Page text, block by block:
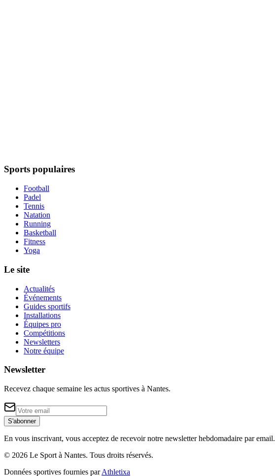
Sports populaires
Football
Padel
Tennis
Natation
Running
Basketball
Fitness
Yoga
Le site
Actualités
Événements
Guides sportifs
Installations
Équipes pro
Compétitions
Newsletters
Notre équipe
Newsletter
Recevez chaque semaine les actus sportives à Nantes.
S'abonner
En vous inscrivant, vous acceptez de recevoir notre newsletter hebdomadaire par email.
© 2026 Le Sport à Nantes. Tous droits réservés.
Données sportives fournies par Athletixa